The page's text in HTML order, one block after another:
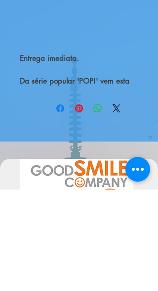
Entrega imediata.
Da série popular 'POP!' vem esta
de altura e vem em embalagem de
caixa de janela.